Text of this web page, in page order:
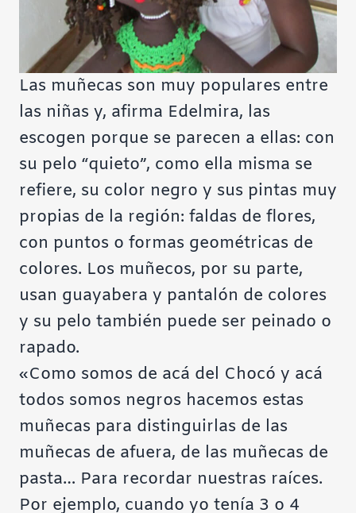
Las muñecas son muy populares entre
las niñas y, afirma Edelmira, las
escogen porque se parecen a ellas: con
su pelo “quieto”, como ella misma se
refiere, su color negro y sus pintas muy
propias de la región: faldas de flores,
con puntos o formas geométricas de
colores. Los muñecos, por su parte,
usan guayabera y pantalón de colores
y su pelo también puede ser peinado o
rapado.
«Como somos de acá del Chocó y acá
todos somos negros hacemos estas
muñecas para distinguirlas de las
muñecas de afuera, de las muñecas de
pasta… Para recordar nuestras raíces.
Por ejemplo, cuando yo tenía 3 o 4